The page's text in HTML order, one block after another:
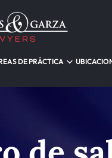
DE PRÁCTICA